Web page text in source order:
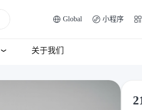
Global 小程序
关于我们